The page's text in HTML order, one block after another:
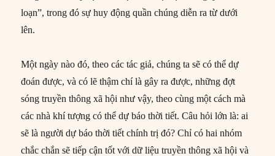
loạn”, trong đó sự huy động quần chúng diễn ra từ dưới
lên.
Một ngày nào đó, theo các tác giả, chúng ta sẽ có thể dự
đoán được, và có lẽ thậm chí là gây ra được, những đợt
sóng truyền thông xã hội như vậy, theo cùng một cách mà
các nhà khí tượng có thể dự báo thời tiết. Câu hỏi lớn là: ai
sẽ là người dự báo thời tiết chính trị đó? Chỉ có hai nhóm
chắc chắn sẽ tiếp cận tốt với dữ liệu truyền thông xã hội và